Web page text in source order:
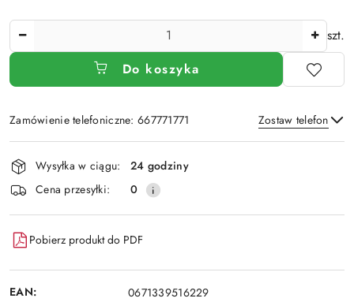
szt.
Do koszyka
Zamówienie telefoniczne: 667771771 Zostaw telefon
Wyślij
Dostępność
i
dostawa
Wysyłka w ciągu:
24 godziny
Cena przesyłki:
0
Pobierz produkt do PDF
EAN: 0671339516229